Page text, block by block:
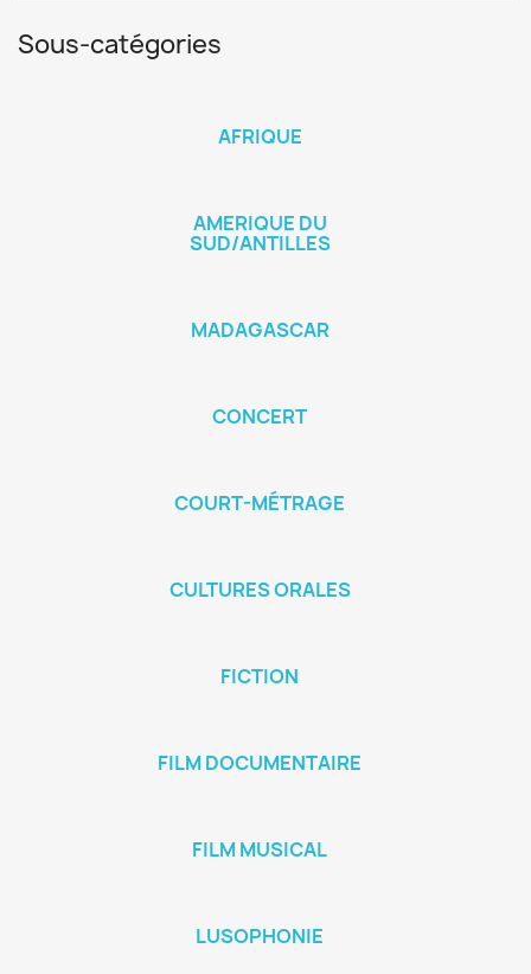
Sous-catégories
AFRIQUE
AMERIQUE DU
SUD/ANTILLES
MADAGASCAR
CONCERT
COURT-MÉTRAGE
CULTURES ORALES
FICTION
FILM DOCUMENTAIRE
FILM MUSICAL
LUSOPHONIE